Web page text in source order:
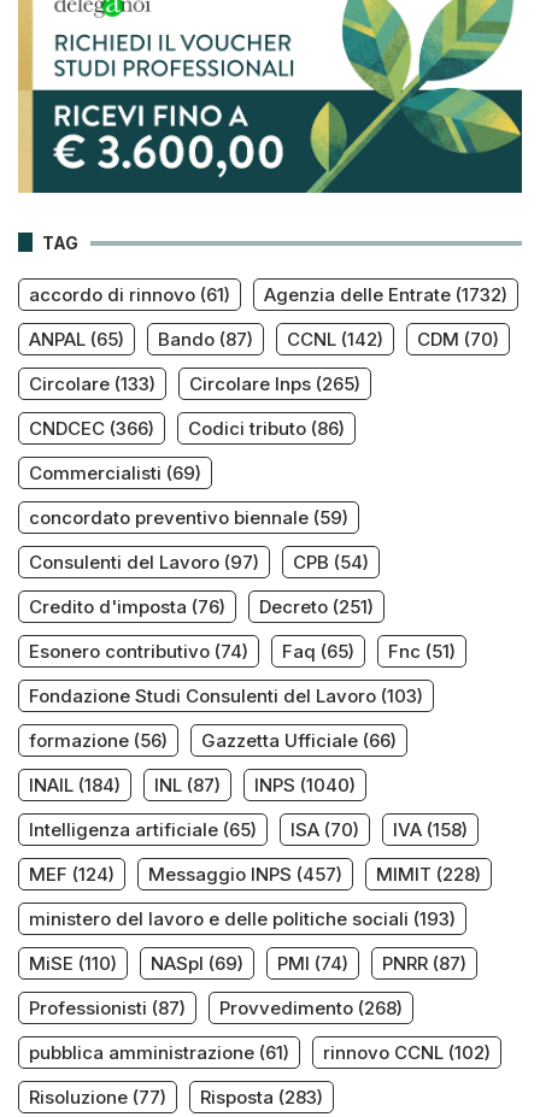
TAG
accordo di rinnovo (61) Agenzia delle Entrate (1732)
ANPAL (65) Bando (87) CCNL (142) CDM (70)
Circolare (133) Circolare Inps (265)
CNDCEC (366) Codici tributo (86)
Commercialisti (69)
concordato preventivo biennale (59)
Consulenti del Lavoro (97) CPB (54)
Credito d'imposta (76) Decreto (251)
Esonero contributivo (74) Faq (65) Fnc (51)
Fondazione Studi Consulenti del Lavoro (103)
formazione (56) Gazzetta Ufficiale (66)
INAIL (184) INL (87) INPS (1040)
Intelligenza artificiale (65) ISA (70) IVA (158)
MEF (124) Messaggio INPS (457) MIMIT (228)
ministero del lavoro e delle politiche sociali (193)
MiSE (110) NASpI (69) PMI (74) PNRR (87)
Professionisti (87) Provvedimento (268)
pubblica amministrazione (61) rinnovo CCNL (102)
Risoluzione (77) Risposta (283)